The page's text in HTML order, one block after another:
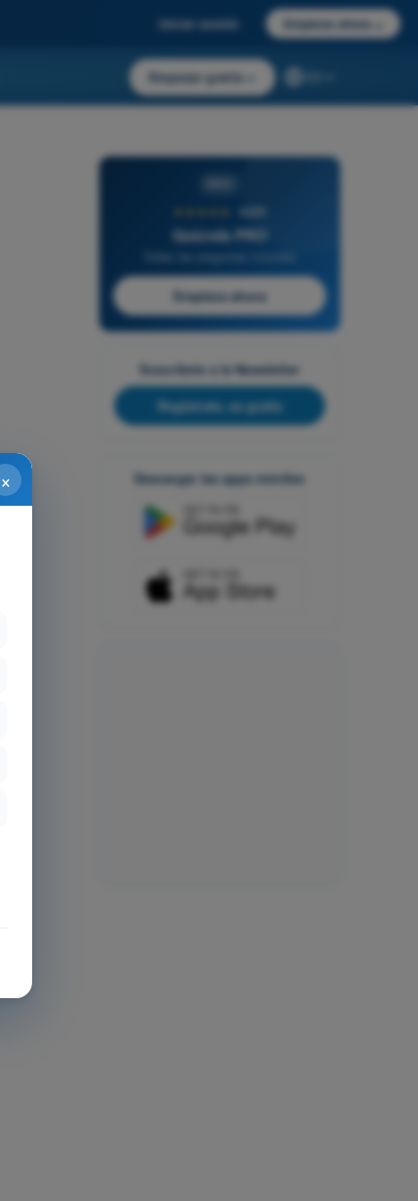
Iniciar sesión Empieza ahora
Empezar gratis
4,6/5
Quizvds PRO
Empieza ahora
Suscríbete a la Newsletter
Regístrate, es gratis
Descargar las apps móviles
×